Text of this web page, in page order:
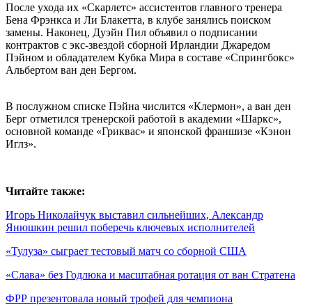
После ухода их «Скарлетс» ассистентов главного тренера
Бена Фрэнкса и Ли Блакетта, в клубе занялись поиском
замены. Наконец, Дуэйн Пил объявил о подписании
контрактов с экс-звездой сборной Ирландии Джаредом
Пэйном и обладателем Кубка Мира в составе «Спрингбокс»
Альбертом ван ден Бергом.
В послужном списке Пэйна числится «Клермон», а ван ден
Берг отметился тренерской работой в академии «Шаркс»,
основной команде «Гриквас» и японской франшизе «Кэнон
Иглз».
Читайте также:
Игорь Николайчук выставил сильнейших, Александр
Янюшкин решил поберечь ключевых исполнителей
«Тулуза» сыграет тестовый матч со сборной США
«Слава» без Годлюка и масштабная ротация от ван Стратена
ФРР презентовала новый трофей для чемпиона